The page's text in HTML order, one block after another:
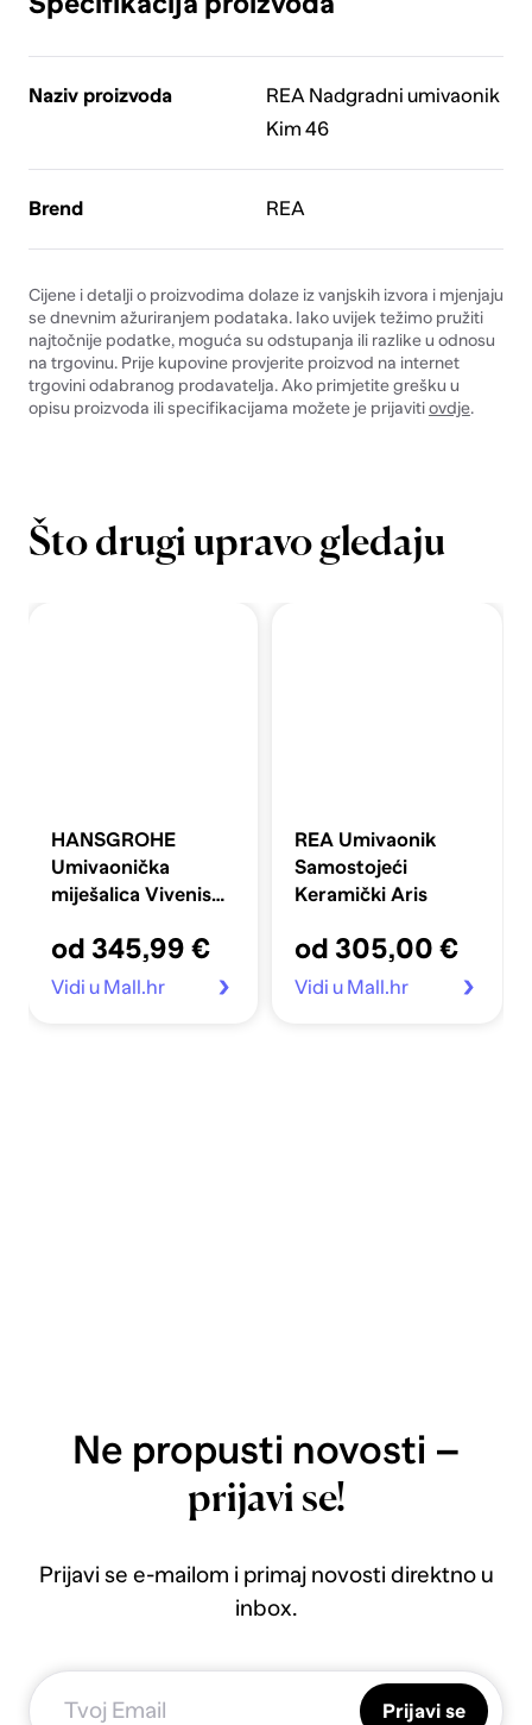
Naziv proizvoda
REA Nadgradni umivaonik
Kim 46
Brend REA
Cijene i detalji o proizvodima dolaze iz vanjskih izvora i mjenjaju
se dnevnim ažuriranjem podataka. Iako uvijek težimo pružiti
najtočnije podatke, moguća su odstupanja ili razlike u odnosu
na trgovinu. Prije kupovine provjerite proizvod na internet
trgovini odabranog prodavatelja. Ako primjetite grešku u
opisu proizvoda ili specifikacijama možete je prijavitiovdje.
Što drugi upravo gledaju
HANSGROHE
Umivaonička
miješalica Vivenis
brončana
od 345,99 €
Vidi u Mall.hr
REA Umivaonik
Samostojeći
Keramički Aris
od 305,00 €
Vidi u Mall.hr
Ne propusti novosti –
prijavi se!
Prijavi se e-mailom i primaj novosti direktno u
inbox.
Prijavi se